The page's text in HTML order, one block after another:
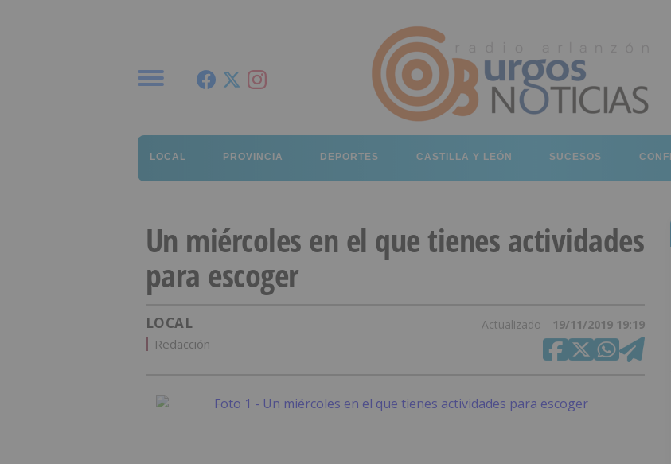
LOCAL PROVINCIA DEPORTES CASTILLA Y LEÓN SUCESOS
Un miércoles en el que tienes actividades
para escoger
LOCAL Actualizado 19/11/2019 19:19
Redacción